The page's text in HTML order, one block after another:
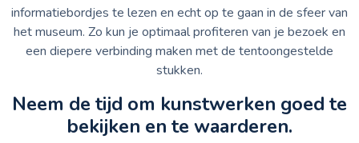
informatiebordjes te lezen en echt op te gaan in de sfeer van
het museum. Zo kun je optimaal profiteren van je bezoek en
een diepere verbinding maken met de tentoongestelde
stukken.
Neem de tijd om kunstwerken goed te
bekijken en te waarderen.